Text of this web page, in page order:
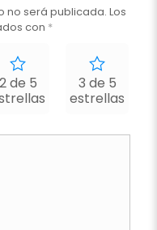
no será publicada. Los
con *
2 de 5
3 de 5
estrellas